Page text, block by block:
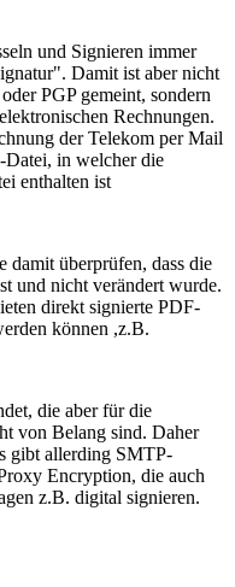
und Signieren immer
Damit ist aber nicht
PGP gemeint, sondern
Rechnungen.
der Telekom per Mail
Datei, in welcher die
enthalten ist
damit überprüfen, dass die
und nicht verändert wurde.
direkt signierte PDF-
können ,z.B.
die aber für die
von Belang sind. Daher
gibt allerding SMTP-
Encryption, die auch
z.B. digital signieren.